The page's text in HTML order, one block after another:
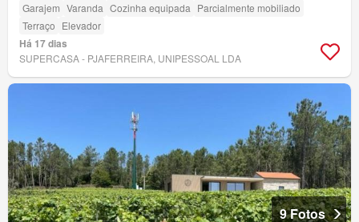
Garajem Varanda Cozinha equipada Parcialmente mobiliado
Terraço Elevador
Há 17 dias
SUPERCASA - PJAFERREIRA, UNIPESSOAL LDA
9 Fotos